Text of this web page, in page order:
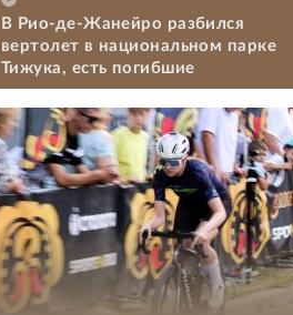
В Рио-де-Жанейро разбился
вертолет в национальном парке
Тижука, есть погибшие